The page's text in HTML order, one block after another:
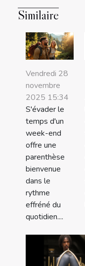
Similaire
Vendredi 28
novembre
2025 15:34
S'évader le
temps d'un
week-end
offre une
parenthèse
bienvenue
dans le
rythme
effréné du
quotidien....